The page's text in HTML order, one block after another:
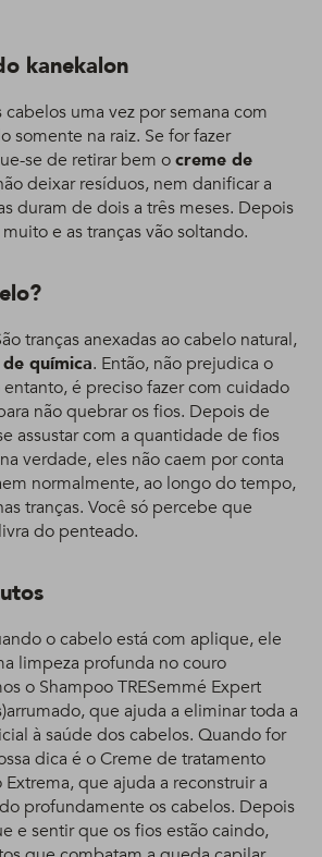
kanekalon
uma vez por semana com
somente na raiz. Se for fazer
se de retirar bem ocreme de
deixar resíduos, nem danificar a
duram de dois a três meses. Depois
e as tranças vão soltando.
tranças anexadas ao cabelo natural,
química. Então, não prejudica o
é preciso fazer com cuidado
não quebrar os fios. Depois de
assustar com a quantidade de fios
verdade, eles não caem por conta
normalmente, ao longo do tempo,
tranças. Você só percebe que
do penteado.
o cabelo está com aplique, ele
limpeza profunda no couro
o Shampoo TRESemmé Expert
que ajuda a eliminar toda a
à saúde dos cabelos. Quando for
dica é o Creme de tratamento
que ajuda a reconstruir a
profundamente os cabelos. Depois
e sentir que os fios estão caindo,